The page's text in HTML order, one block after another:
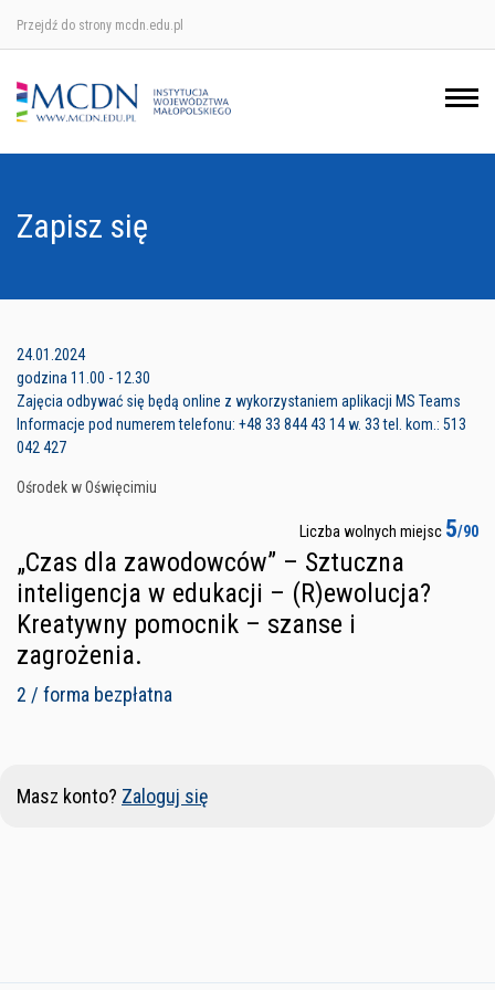
Przejdź do strony mcdn.edu.pl
Zapisz się
24.01.2024
godzina 11.00 - 12.30
Zajęcia odbywać się będą online z wykorzystaniem aplikacji MS Teams
Informacje pod numerem telefonu: +48 33 844 43 14 w. 33 tel. kom.: 513
042 427
Ośrodek w Oświęcimiu
Liczba wolnych miejsc 5/90
„Czas dla zawodowców” – Sztuczna
inteligencja w edukacji – (R)ewolucja?
Kreatywny pomocnik – szanse i
zagrożenia.
2 / forma bezpłatna
Masz konto? Zaloguj się
Ośrodek w Krakowie
Ośrodek w Nowym Sączu
Ośrodek w Tarnowie